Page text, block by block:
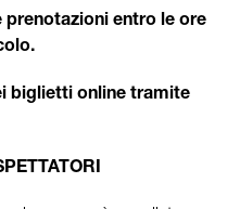
entro le ore
biglietti online tramite